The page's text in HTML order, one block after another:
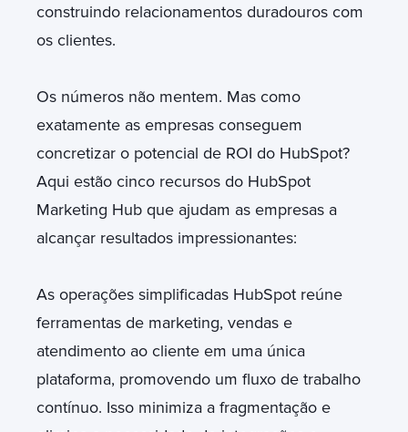
construindo relacionamentos duradouros com
os clientes.
Os números não mentem. Mas como
exatamente as empresas conseguem
concretizar o potencial de ROI do HubSpot?
Aqui estão cinco recursos do HubSpot
Marketing Hub que ajudam as empresas a
alcançar resultados impressionantes:
As operações simplificadas HubSpot reúne
ferramentas de marketing, vendas e
atendimento ao cliente em uma única
plataforma, promovendo um fluxo de trabalho
contínuo. Isso minimiza a fragmentação e